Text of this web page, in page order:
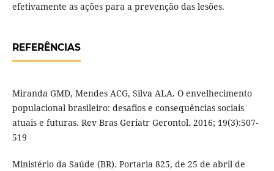
efetivamente as ações para a prevenção das lesões.
REFERÊNCIAS
Miranda GMD, Mendes ACG, Silva ALA. O envelhecimento
populacional brasileiro: desafios e consequências sociais
atuais e futuras. Rev Bras Geriatr Gerontol. 2016; 19(3):507-
519
Ministério da Saúde (BR). Portaria 825, de 25 de abril de